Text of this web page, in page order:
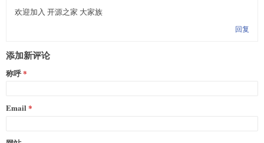
欢迎加入 开源之家 大家族
回复
添加新评论
称呼
Email